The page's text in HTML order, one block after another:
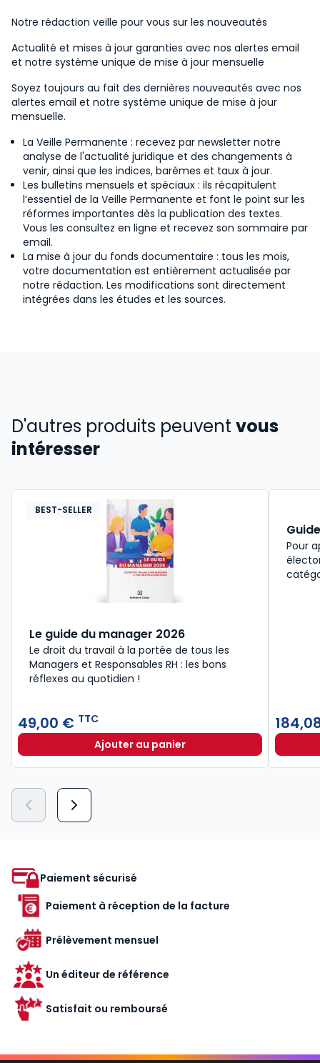
Notre rédaction veille pour vous sur les nouveautés
Actualité et mises à jour garanties avec nos alertes email
et notre système unique de mise à jour mensuelle
Soyez toujours au fait des dernières nouveautés avec nos
alertes email et notre système unique de mise à jour
mensuelle.
La Veille Permanente : recevez par newsletter notre
analyse de l'actualité juridique et des changements à
venir, ainsi que les indices, barèmes et taux à jour.
Les bulletins mensuels et spéciaux : ils récapitulent
l’essentiel de la Veille Permanente et font le point sur les
réformes importantes dès la publication des textes.
Vous les consultez en ligne et recevez son sommaire par
email.
La mise à jour du fonds documentaire : tous les mois,
votre documentation est entièrement actualisée par
notre rédaction. Les modifications sont directement
intégrées dans les études et les sources.
D'autres produits peuvent vous
intéresser
BEST-SELLER
Le guide du manager 2026
Le droit du travail à la portée de tous les
Managers et Responsables RH : les bons
réflexes au quotidien !
49,00 € TTC
Ajouter au panierLe guide du manager 2026 à
Pour
Paiement sécurisé
Paiement à réception de la facture
Prélèvement mensuel
Un éditeur de référence
Satisfait ou remboursé